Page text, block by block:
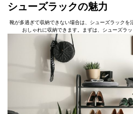
シューズラックの魅力
靴が多過ぎて収納できない場合は、シューズラックを
おしゃれに収納できます。まずは、シューズラ